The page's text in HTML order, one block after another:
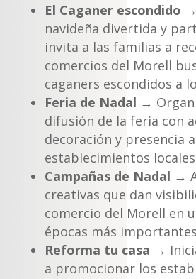
El Caganer escondido
navideña divertida y
invita a las familias a
comercios del Morell
caganers escondidos a
Feria de Nadal →
difusión de la feria con
decoración y presencia
establecimientos
Campañas de Nadal →
creativas que dan
comercio del Morell en
épocas más
Reforma tu casa →
a promocionar los